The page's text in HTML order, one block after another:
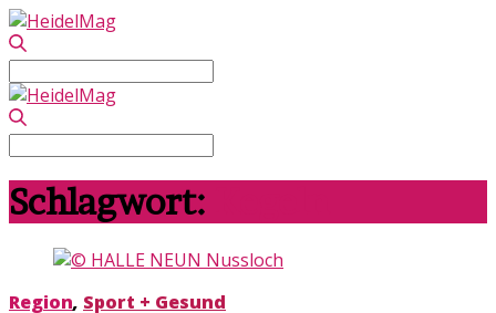
Search
for:
Search
for:
Schlagwort:
Region, Sport + Gesund